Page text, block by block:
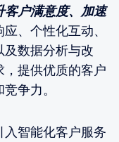
客户满意度、加速
、个性化互动、
及数据分析与改
提供优质的客户
争力。
智能化客户服务